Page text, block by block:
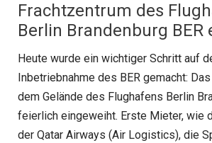
Frachtzentrum des
Berlin Brandenburg BER
Heute wurde ein wichtiger Schritt auf
Inbetriebnahme des BER gemacht:
dem Gelände des Flughafens Berlin
feierlich eingeweiht. Erste Mieter, wie
der Qatar Airways (Air Logistics), die